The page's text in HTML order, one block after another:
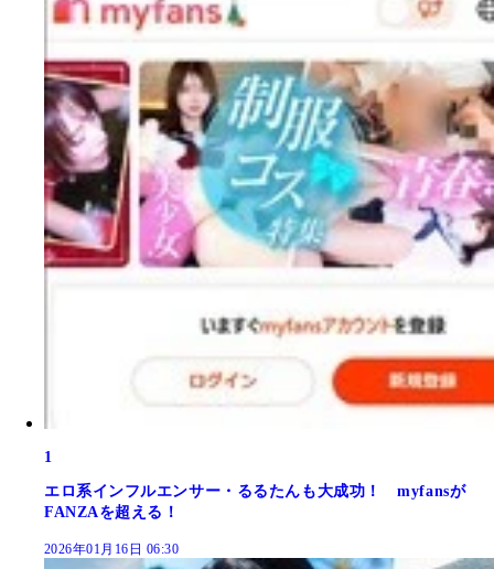
1
エロ系インフルエンサー・るるたんも大成功！ myfansが
FANZAを超える！
2026年01月16日 06:30